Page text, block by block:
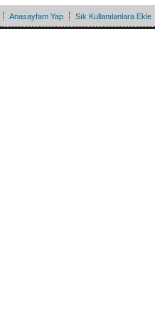
Anasayfam Yap Sık Kullanılanlara Ekle